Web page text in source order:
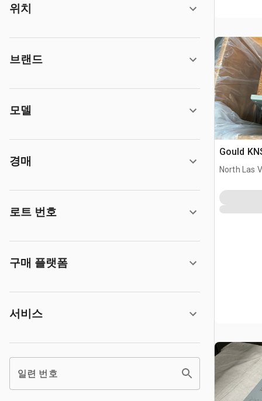
위치
브랜드
모델
경매
로트 번호
구매 플랫폼
서비스
일련 번호
Gould
North Las